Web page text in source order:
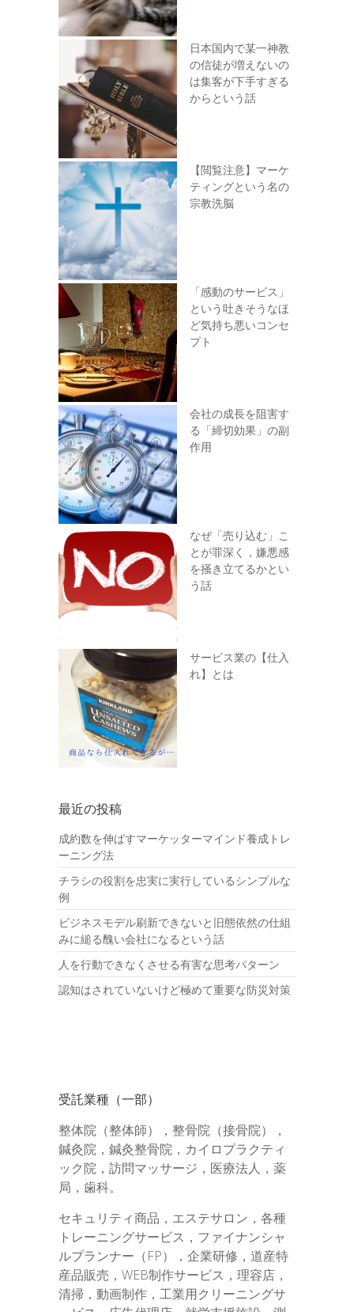
日本国内で某一神教
の信徒が増えないの
は集客が下手すぎる
からという話
【閲覧注意】マーケ
ティングという名の
宗教洗脳
「感動のサービス」
という吐きそうなほ
ど気持ち悪いコンセ
プト
会社の成長を阻害す
る「締切効果」の副
作用
なぜ「売り込む」こ
とが罪深く，嫌悪感
を掻き立てるかとい
う話
サービス業の【仕入
れ】とは
最近の投稿
成約数を伸ばすマーケッターマインド養成トレ
ーニング法
チラシの役割を忠実に実行しているシンプルな
例
ビジネスモデル刷新できないと旧態依然の仕組
みに縋る醜い会社になるという話
人を行動できなくさせる有害な思考パターン
認知はされていないけど極めて重要な防災対策
受託業種（一部）
整体院（整体師），整骨院（接骨院），
鍼灸院，鍼灸整骨院，カイロプラクティ
ック院，訪問マッサージ，医療法人，薬
局，歯科。
セキュリティ商品，エステサロン，各種
トレーニングサービス，ファイナンシャ
ルプランナー（FP），企業研修，道産特
産品販売，WEB制作サービス，理容店，
清掃，動画制作，工業用クリーニングサ